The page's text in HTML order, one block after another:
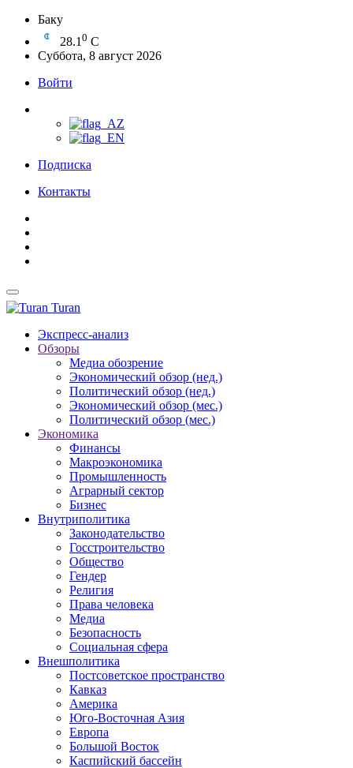
Баку
28.1 0 C
Суббота, 8 август 2026
Войти
Подписка
Контакты
Turan
Экспресс-анализ
Обзоры
Медиа обозрение
Экономический обзор (нед.)
Политический обзор (нед.)
Экономический обзор (мес.)
Политический обзор (мес.)
Экономика
Финансы
Макроэкономика
Промышленность
Аграрный сектор
Бизнес
Внутриполитика
Законодательство
Госстроительство
Общество
Гендер
Религия
Права человека
Медиа
Безопасность
Социальная сфера
Внешполитика
Постсоветское пространство
Кавказ
Америка
Юго-Восточная Азия
Европа
Большой Восток
Каспийский бассейн